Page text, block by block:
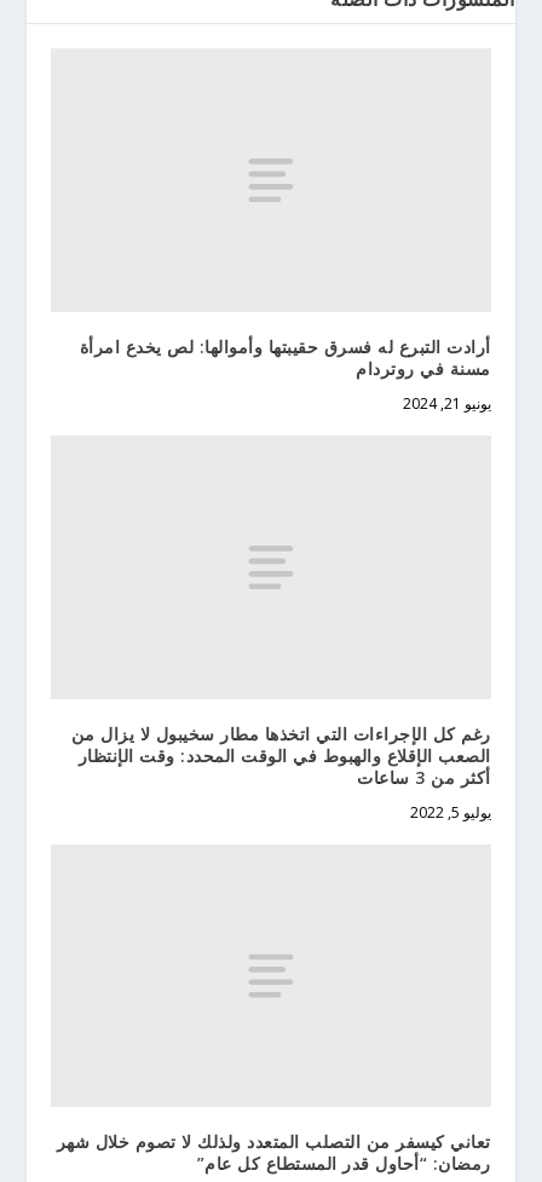
أرادت التبرع له فسرق حقيبتها وأموالها: لص يخدع امرأة
مسنة في روتردام
يونيو 21, 2024
رغم كل الإجراءات التي اتخذها مطار سخيبول لا يزال من
الصعب الإقلاع والهبوط في الوقت المحدد: وقت الإنتظار
أكثر من 3 ساعات
يوليو 5, 2022
تعاني كيسفر من التصلب المتعدد ولذلك لا تصوم خلال شهر
رمضان: “أحاول قدر المستطاع كل عام”